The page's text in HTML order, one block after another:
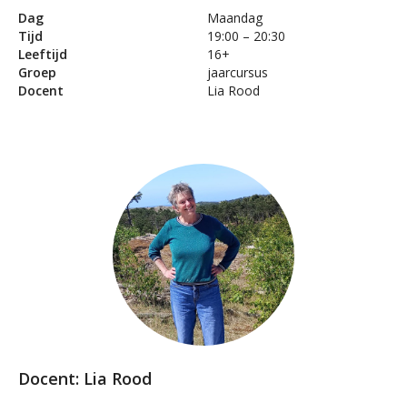
Dag
Maandag
Tijd
19:00 – 20:30
Leeftijd
16+
Groep
jaarcursus
Docent
Lia Rood
Docent: Lia Rood